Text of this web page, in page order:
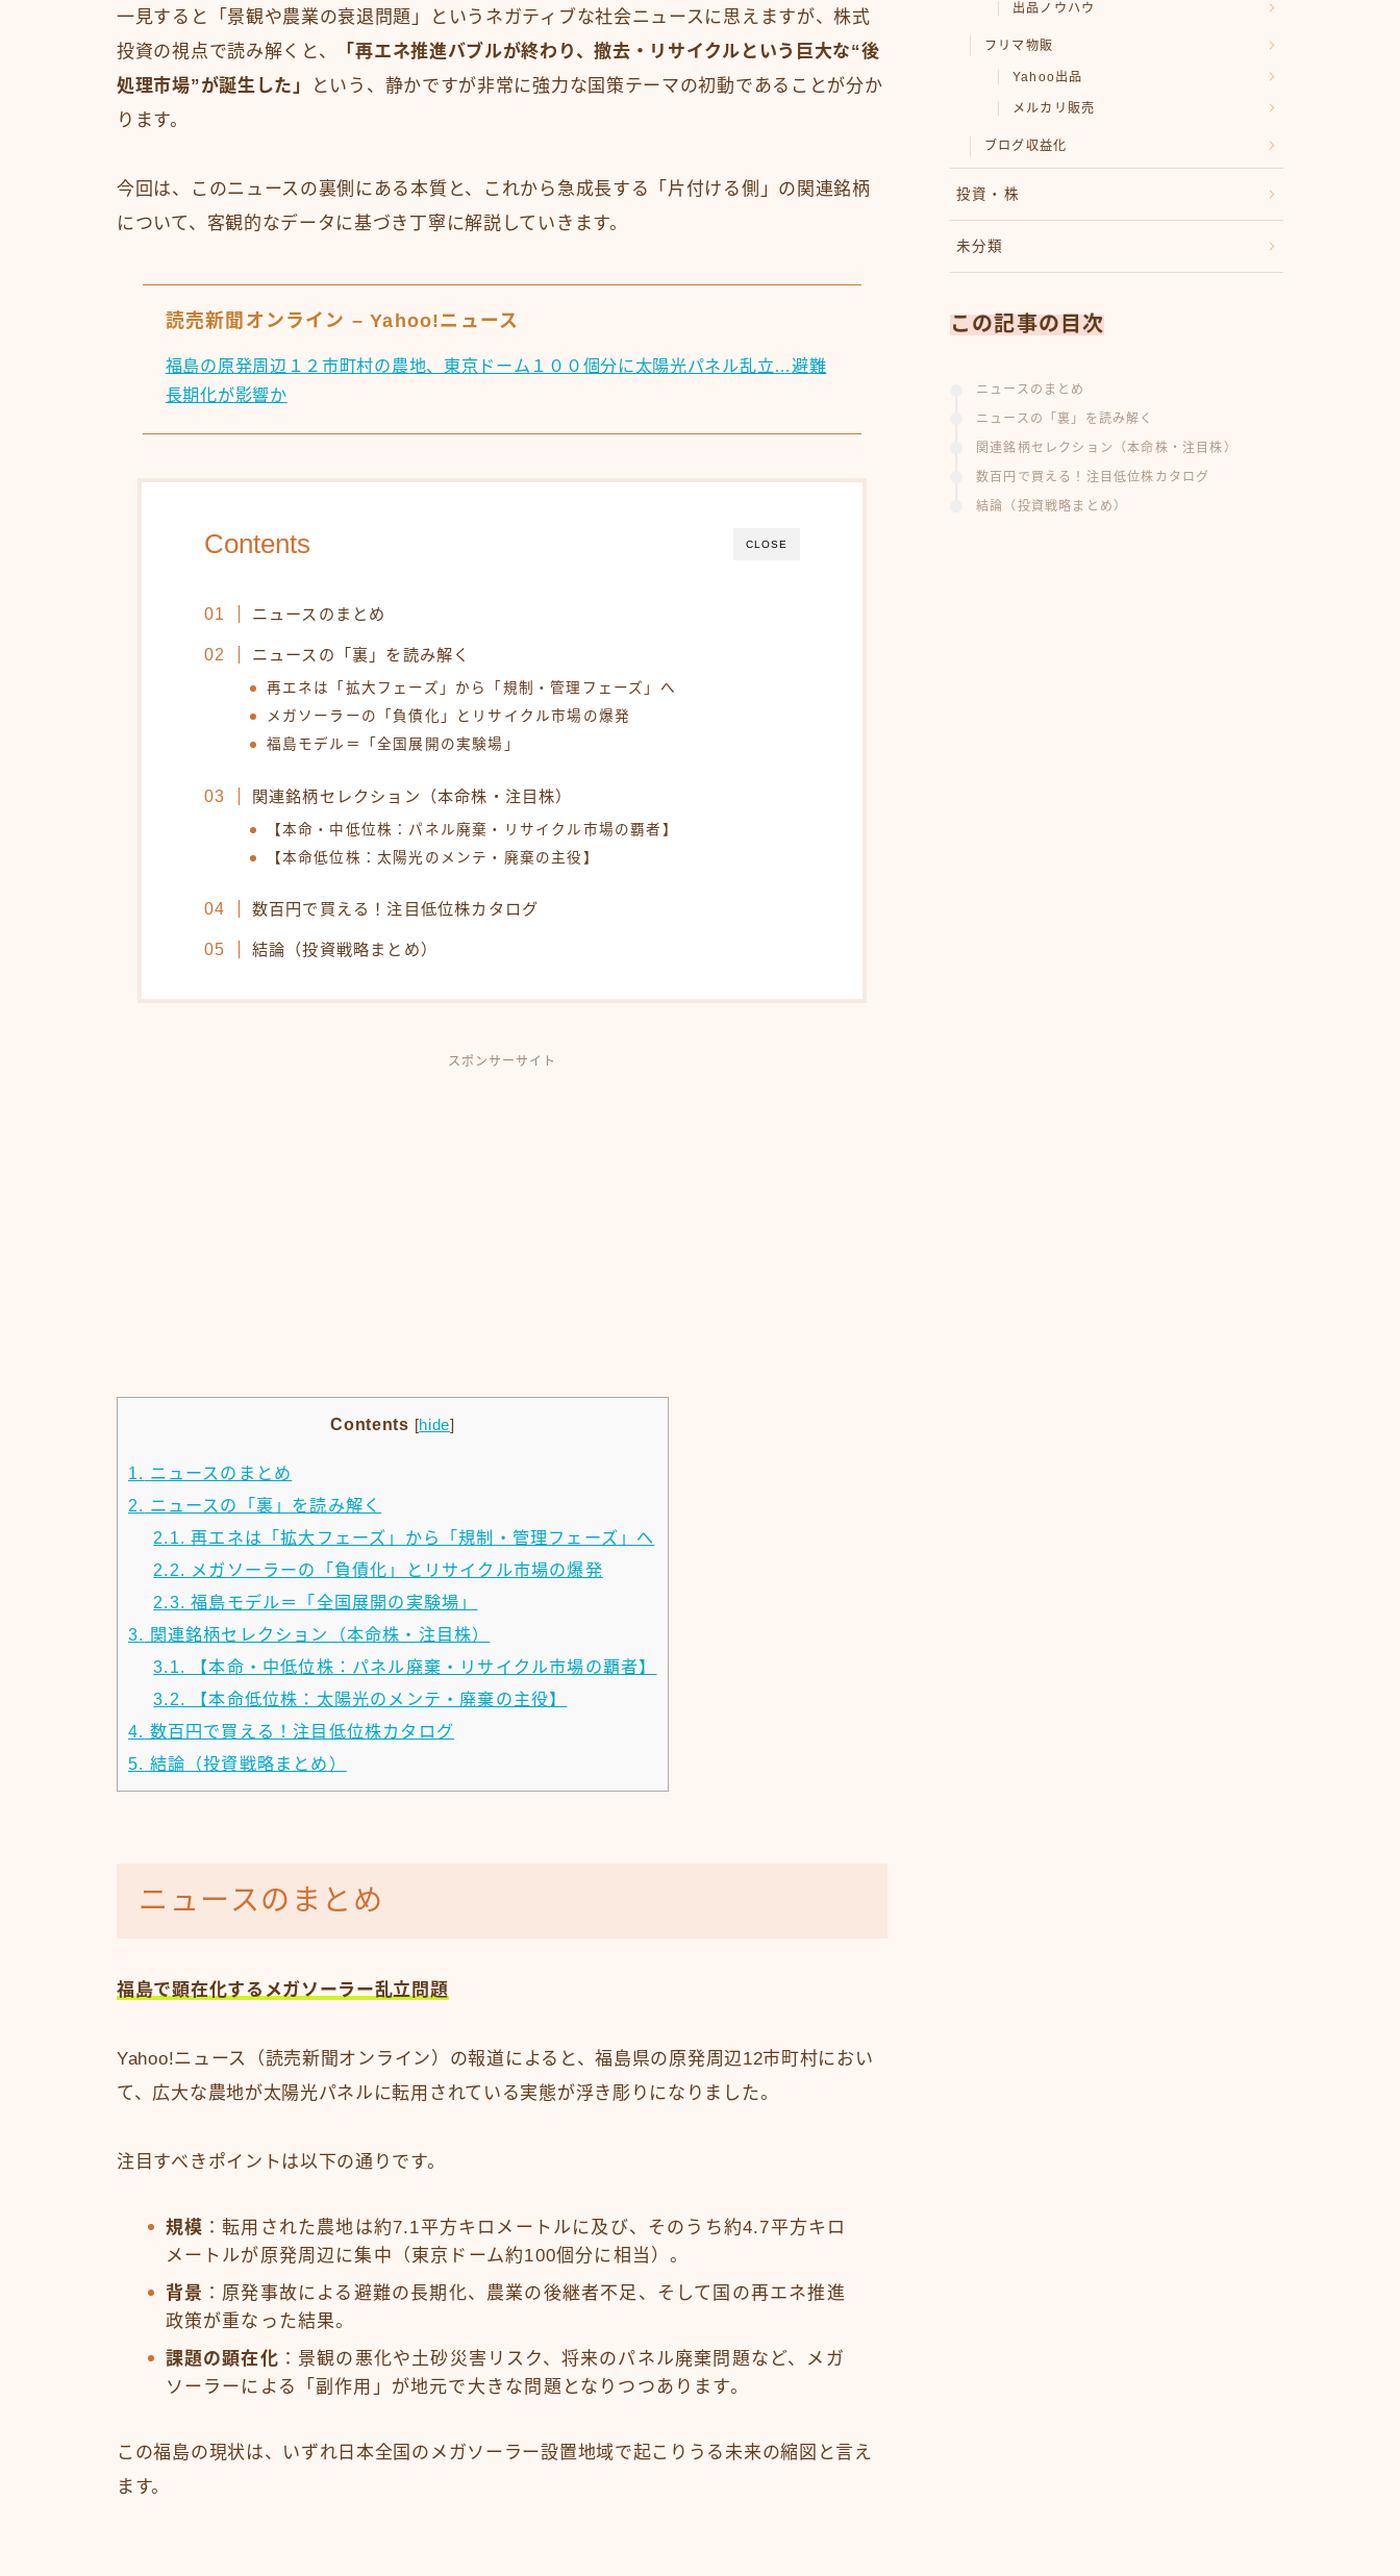
一見すると「景観や農業の衰退問題」というネガティブな社会ニュースに思えますが、株式
投資の視点で読み解くと、
「再エネ推進バブルが終わり、撤去・リサイクルという巨大な“後
処理市場”が誕生した」
という、静かですが非常に強力な国策テーマの初動であることが分か
ります。
今回は、このニュースの裏側にある本質と、これから急成長する「片付ける側」の関連銘柄
について、客観的なデータに基づき丁寧に解説していきます。
読売新聞オンライン – Yahoo!ニュース
福島の原発周辺１２市町村の農地、東京ドーム１００個分に太陽光パネル乱立…避難
長期化が影響か
CLOSE
Contents
ニュースのまとめ
ニュースの「裏」を読み解く
再エネは「拡大フェーズ」から「規制・管理フェーズ」へ
メガソーラーの「負債化」とリサイクル市場の爆発
福島モデル＝「全国展開の実験場」
関連銘柄セレクション（本命株・注目株）
【本命・中低位株：パネル廃棄・リサイクル市場の覇者】
【本命低位株：太陽光のメンテ・廃棄の主役】
数百円で買える！注目低位株カタログ
結論（投資戦略まとめ）
スポンサーサイト
Contents [hide]
1. ニュースのまとめ
2. ニュースの「裏」を読み解く
2.1. 再エネは「拡大フェーズ」から「規制・管理フェーズ」へ
2.2. メガソーラーの「負債化」とリサイクル市場の爆発
2.3. 福島モデル＝「全国展開の実験場」
3. 関連銘柄セレクション（本命株・注目株）
3.1.
【本命・中低位株：パネル廃棄・リサイクル市場の覇者】
3.2.
【本命低位株：太陽光のメンテ・廃棄の主役】
4. 数百円で買える！注目低位株カタログ
5. 結論（投資戦略まとめ）
ニュースのまとめ
福島で顕在化するメガソーラー乱立問題
Yahoo!ニュース（読売新聞オンライン）の報道によると、福島県の原発周辺12市町村におい
て、広大な農地が太陽光パネルに転用されている実態が浮き彫りになりました。
注目すべきポイントは以下の通りです。
規模 ：転用された農地は約7.1平方キロメートルに及び、そのうち約4.7平方キロ
メートルが原発周辺に集中（東京ドーム約100個分に相当）。
背景 ：原発事故による避難の長期化、農業の後継者不足、そして国の再エネ推進
政策が重なった結果。
課題の顕在化 ：景観の悪化や土砂災害リスク、将来のパネル廃棄問題など、メガ
ソーラーによる「副作用」が地元で大きな問題となりつつあります。
この福島の現状は、いずれ日本全国のメガソーラー設置地域で起こりうる未来の縮図と言え
ます。
出品ノウハウ
フリマ物販
Yahoo出品
メルカリ販売
ブログ収益化
投資・株
未分類
この記事の目次
ニュースのまとめ
ニュースの「裏」を読み解く
関連銘柄セレクション（本命株・注目株）
数百円で買える！注目低位株カタログ
結論（投資戦略まとめ）